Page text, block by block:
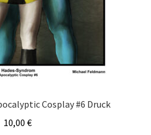
Cosplay #6 Druck
10,00 €